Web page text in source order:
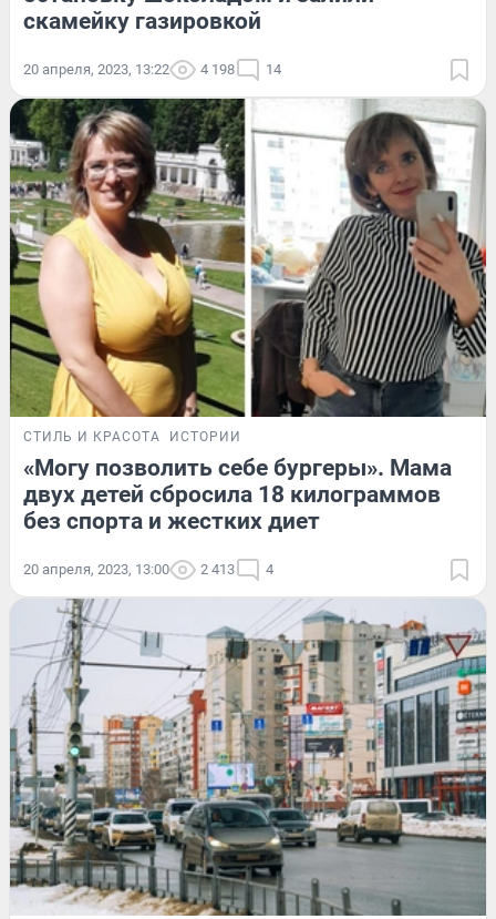
скамейку газировкой
20 апреля, 2023, 13:22 4 198 14
СТИЛЬ И КРАСОТА ИСТОРИИ
«Могу позволить себе бургеры». Мама
двух детей сбросила 18 килограммов
без спорта и жестких диет
20 апреля, 2023, 13:00 2 413 4